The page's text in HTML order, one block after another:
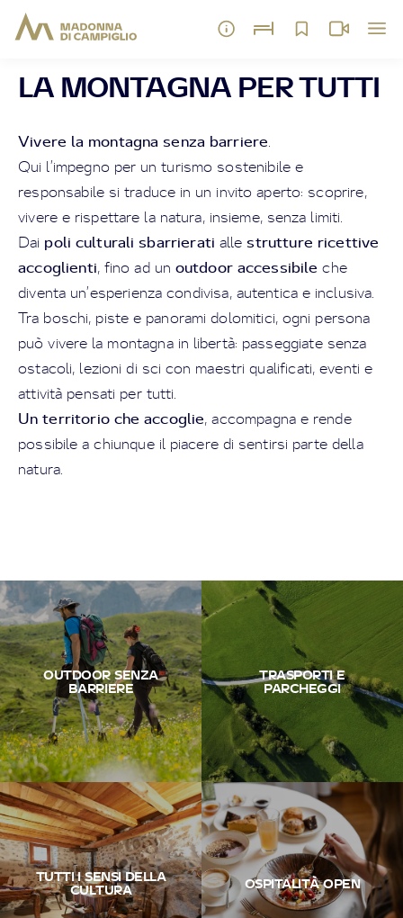
LA MONTAGNA PER TUTTI
Vivere la montagna senza barriere.
Qui l’impegno per un turismo sostenibile e
responsabile si traduce in un invito aperto: scoprire,
vivere e rispettare la natura, insieme, senza limiti.
Dai poli culturali sbarrierati alle strutture ricettive
accoglienti, fino ad un outdoor accessibile che
diventa un’esperienza condivisa, autentica e inclusiva.
Tra boschi, piste e panorami dolomitici, ogni persona
può vivere la montagna in libertà: passeggiate senza
ostacoli, lezioni di sci con maestri qualificati, eventi e
attività pensati per tutti.
Un territorio che accoglie, accompagna e rende
possibile a chiunque il piacere di sentirsi parte della
natura.
OUTDOOR SENZA
BARRIERE
TRASPORTI E
PARCHEGGI
TUTTI I SENSI DELLA
CULTURA
OSPITALITÀ OPEN